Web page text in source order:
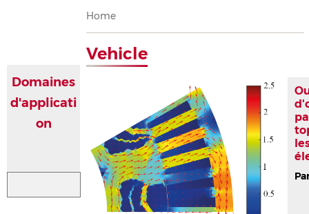
Breadcrumb
Home
Vehicle
Domaines
d'applicati
on